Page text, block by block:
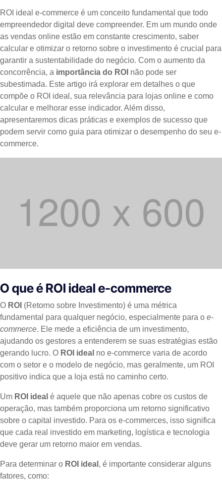
ROI ideal e-commerce é um conceito fundamental que todo
empreendedor digital deve compreender. Em um mundo onde
as vendas online estão em constante crescimento, saber
calcular e otimizar o retorno sobre o investimento é crucial para
garantir a sustentabilidade do negócio. Com o aumento da
concorrência, a importância do ROI não pode ser
subestimada. Este artigo irá explorar em detalhes o que
compõe o ROI ideal, sua relevância para lojas online e como
calcular e melhorar esse indicador. Além disso,
apresentaremos dicas práticas e exemplos de sucesso que
podem servir como guia para otimizar o desempenho do seu e-
commerce.
O que é ROI ideal e-commerce
O ROI (Retorno sobre Investimento) é uma métrica
fundamental para qualquer negócio, especialmente para o e-
commerce. Ele mede a eficiência de um investimento,
ajudando os gestores a entenderem se suas estratégias estão
gerando lucro. O ROI ideal no e-commerce varia de acordo
com o setor e o modelo de negócio, mas geralmente, um ROI
positivo indica que a loja está no caminho certo.
Um ROI ideal é aquele que não apenas cobre os custos de
operação, mas também proporciona um retorno significativo
sobre o capital investido. Para os e-commerces, isso significa
que cada real investido em marketing, logística e tecnologia
deve gerar um retorno maior em vendas.
Para determinar o ROI ideal , é importante considerar alguns
fatores, como: